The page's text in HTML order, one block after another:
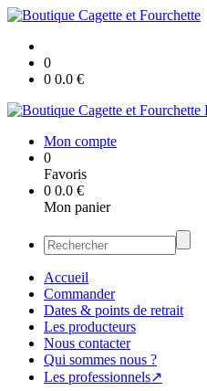
0
0 0.0 €
Mon compte
0
Favoris
0 0.0 €
Mon panier
Accueil
Commander
Dates & points de retrait
Les producteurs
Nous contacter
Qui sommes nous ?
Les professionnels↗